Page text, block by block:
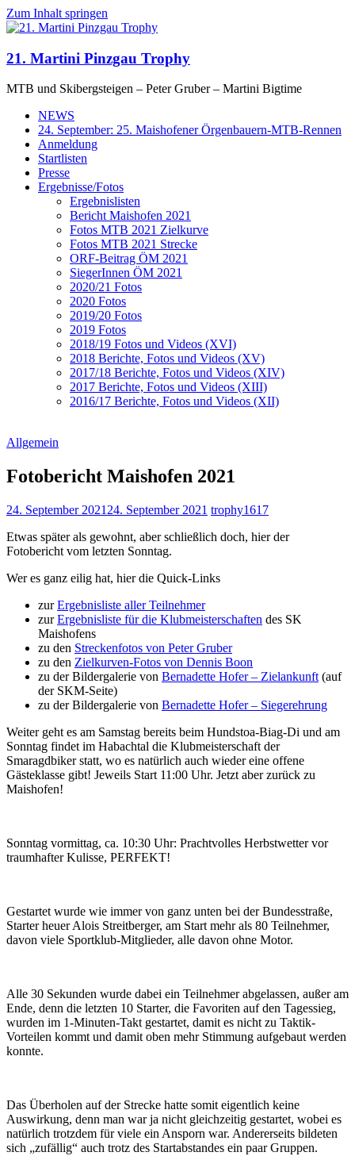
Zum Inhalt springen
21. Martini Pinzgau Trophy
MTB und Skibergsteigen – Peter Gruber – Martini Bigtime
NEWS
24. September: 25. Maishofener Örgenbauern-MTB-Rennen
Anmeldung
Startlisten
Presse
Ergebnisse/Fotos
Ergebnislisten
Bericht Maishofen 2021
Fotos MTB 2021 Zielkurve
Fotos MTB 2021 Strecke
ORF-Beitrag ÖM 2021
SiegerInnen ÖM 2021
2020/21 Fotos
2020 Fotos
2019/20 Fotos
2019 Fotos
2018/19 Fotos und Videos (XVI)
2018 Berichte, Fotos und Videos (XV)
2017/18 Berichte, Fotos und Videos (XIV)
2017 Berichte, Fotos und Videos (XIII)
2016/17 Berichte, Fotos und Videos (XII)
Allgemein
Fotobericht Maishofen 2021
24. September 2021 24. September 2021 trophy1617
Etwas später als gewohnt, aber schließlich doch, hier der
Fotobericht vom letzten Sonntag.
Wer es ganz eilig hat, hier die Quick-Links
zurErgebnisliste aller Teilnehmer
zurErgebnisliste für die Klubmeisterschaften des SK
Maishofens
zu den Streckenfotos von Peter Gruber
zu den Zielkurven-Fotos von Dennis Boon
zu der Bildergalerie von Bernadette Hofer – Zielankunft (auf
der SKM-Seite)
zu der Bildergalerie von Bernadette Hofer – Siegerehrung
Weiter geht es am Samstag bereits beim Hundstoa-Biag-Di und am
Sonntag findet im Habachtal die Klubmeisterschaft der
Smaragdbiker statt, wo es natürlich auch wieder eine offene
Gästeklasse gibt! Jeweils Start 11:00 Uhr. Jetzt aber zurück zu
Maishofen!
Sonntag vormittag, ca. 10:30 Uhr: Prachtvolles Herbstwetter vor
traumhafter Kulisse, PERFEKT!
Gestartet wurde wie immer von ganz unten bei der Bundesstraße,
Starter heuer Alois Streitberger, am Start mehr als 80 Teilnehmer,
davon viele Sportklub-Mitglieder, alle davon ohne Motor.
Alle 30 Sekunden wurde dabei ein Teilnehmer abgelassen, außer am
Ende, denn die letzten 10 Starter, die Favoriten auf den Tagessieg,
wurden im 1-Minuten-Takt gestartet, damit es nicht zu Taktik-
Vorteilen kommt und damit oben mehr Stimmung aufgebaut werden
konnte.
Das Überholen auf der Strecke hatte somit eigentlich keine
Auswirkung, denn man war ja nicht gleichzeitig gestartet, wobei es
natürlich trotzdem für viele ein Ansporn war. Andererseits bildeten
sich „zufällig“ auch trotz des Startabstandes ein paar Gruppen.